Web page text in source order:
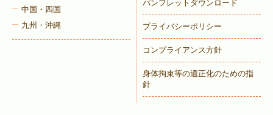
中国・四国
九州・沖縄
パンフレットダウンロード
プライバシーポリシー
コンプライアンス方針
身体拘束等の適正化のための指
針